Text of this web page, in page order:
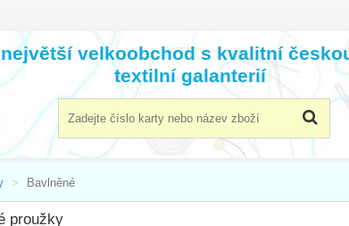
největší velkoobchod s kvalitní
textilní galanterií
Bavlněné
proužky